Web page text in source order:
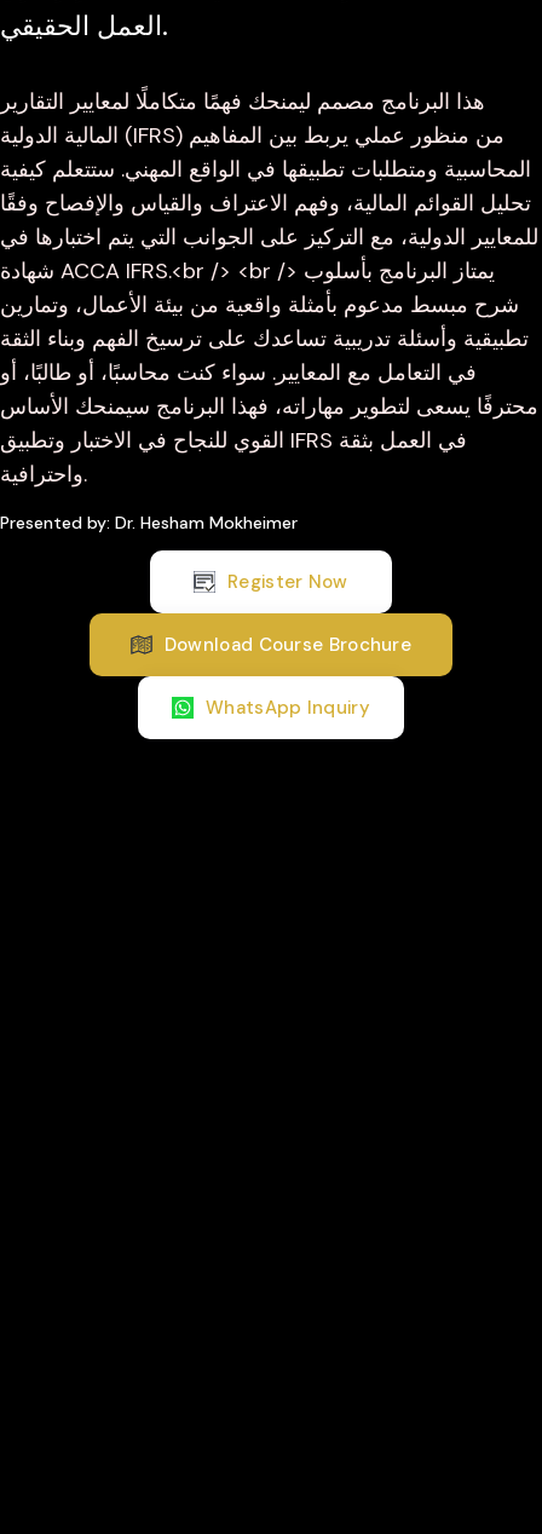
العمل الحقيقي.
هذا البرنامج مصمم ليمنحك فهمًا متكاملًا لمعايير التقارير
المالية الدولية (IFRS) من منظور عملي يربط بين المفاهيم
المحاسبية ومتطلبات تطبيقها في الواقع المهني. ستتعلم كيفية
تحليل القوائم المالية، وفهم الاعتراف والقياس والإفصاح وفقًا
للمعايير الدولية، مع التركيز على الجوانب التي يتم اختبارها في
شهادة ACCA IFRS.<br /> <br /> يمتاز البرنامج بأسلوب
شرح مبسط مدعوم بأمثلة واقعية من بيئة الأعمال، وتمارين
تطبيقية وأسئلة تدريبية تساعدك على ترسيخ الفهم وبناء الثقة
في التعامل مع المعايير. سواء كنت محاسبًا، أو طالبًا، أو
محترفًا يسعى لتطوير مهاراته، فهذا البرنامج سيمنحك الأساس
القوي للنجاح في الاختبار وتطبيق IFRS في العمل بثقة
واحترافية.
Presented by: Dr. Hesham Mokheimer
Register Now
Download Course Brochure
WhatsApp Inquiry